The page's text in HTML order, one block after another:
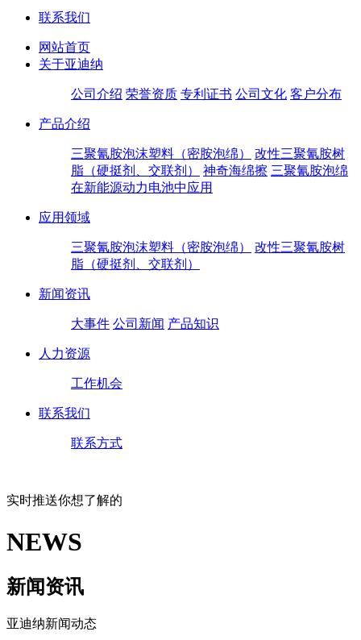
联系我们
网站首页
关于亚迪纳
公司介绍 荣誉资质 专利证书 公司文化 客户分布
产品介绍
三聚氰胺泡沫塑料（密胺泡绵）
改性三聚氰胺树
脂（硬挺剂、交联剂）
神奇海绵擦 三聚氰胺泡绵
在新能源动力电池中应用
应用领域
三聚氰胺泡沫塑料（密胺泡绵）
改性三聚氰胺树
脂（硬挺剂、交联剂）
新闻资讯
大事件 公司新闻 产品知识
人力资源
工作机会
联系我们
联系方式
实时推送你想了解的
NEWS
新闻资讯
亚迪纳新闻动态